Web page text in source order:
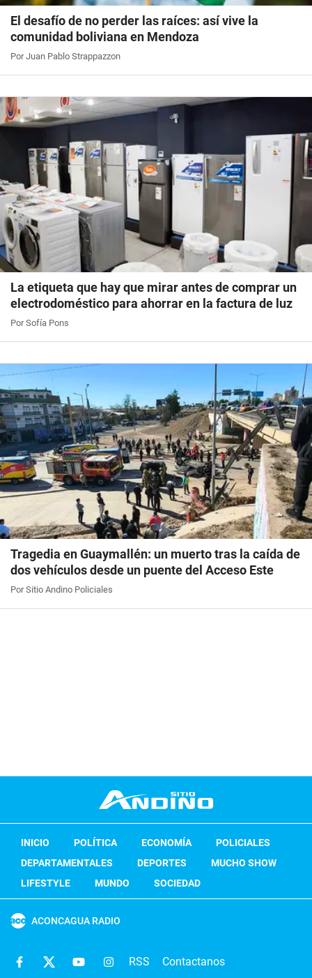
El desafío de no perder las raíces: así vive la
comunidad boliviana en Mendoza
Por Juan Pablo Strappazzon
La etiqueta que hay que mirar antes de comprar un
electrodoméstico para ahorrar en la factura de luz
Por Sofía Pons
Tragedia en Guaymallén: un muerto tras la caída de
dos vehículos desde un puente del Acceso Este
Por Sitio Andino Policiales
INICIO POLÍTICA ECONOMÍA
POLICIALES
DEPARTAMENTALES
DEPORTES
MUCHO SHOW
LIFESTYLE
MUNDO SOCIEDAD
ACONCAGUA RADIO
RSS Contactanos